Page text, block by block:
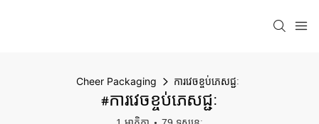
Cheer Packaging ការវេចខ្ចប់ភេសជ្ជៈ
#ការវេចខ្ចប់ភេសជ្ជៈ